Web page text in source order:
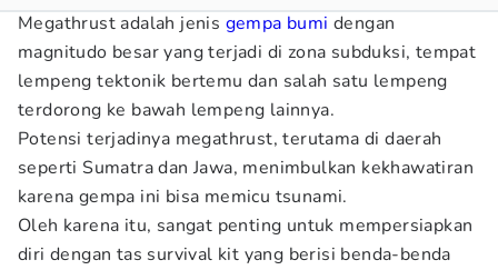
Megathrust adalah jenis gempa bumi dengan
magnitudo besar yang terjadi di zona subduksi, tempat
lempeng tektonik bertemu dan salah satu lempeng
terdorong ke bawah lempeng lainnya.
Potensi terjadinya megathrust, terutama di daerah
seperti Sumatra dan Jawa, menimbulkan kekhawatiran
karena gempa ini bisa memicu tsunami.
Oleh karena itu, sangat penting untuk mempersiapkan
diri dengan tas survival kit yang berisi benda-benda